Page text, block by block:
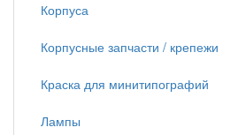
Корпуса
Корпусные запчасти / крепежи
Краска для минитипографий
Лампы